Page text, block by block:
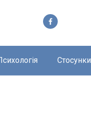
Стосунки